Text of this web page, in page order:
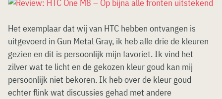
Het exemplaar dat wij van HTC hebben ontvangen is
uitgevoerd in Gun Metal Gray, ik heb alle drie de kleuren
gezien en dit is persoonlijk mijn favoriet. Ik vind het
zilver wat te licht en de gekozen kleur goud kan mij
persoonlijk niet bekoren. Ik heb over de kleur goud
echter flink wat discussies gehad met andere